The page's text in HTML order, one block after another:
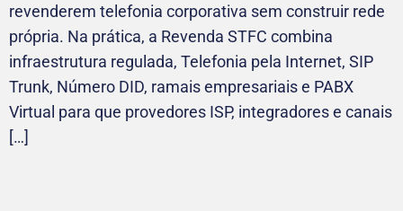
revenderem telefonia corporativa sem construir rede
própria. Na prática, a Revenda STFC combina
infraestrutura regulada, Telefonia pela Internet, SIP
Trunk, Número DID, ramais empresariais e PABX
Virtual para que provedores ISP, integradores e canais
[…]